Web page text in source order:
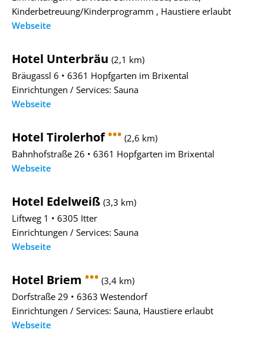
Kinderbetreuung/Kinderprogramm , Haustiere erlaubt
Webseite
Hotel Unterbräu (2,1 km)
Bräugassl 6 • 6361 Hopfgarten im Brixental
Einrichtungen / Services: Sauna
Webseite
Hotel Tirolerhof••• (2,6 km)
Bahnhofstraße 26 • 6361 Hopfgarten im Brixental
Webseite
Hotel Edelweiß (3,3 km)
Liftweg 1 • 6305 Itter
Einrichtungen / Services: Sauna
Webseite
Hotel Briem ••• (3,4 km)
Dorfstraße 29 • 6363 Westendorf
Einrichtungen / Services: Sauna, Haustiere erlaubt
Webseite